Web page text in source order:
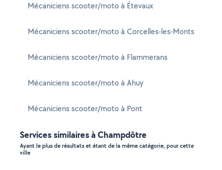
Mécaniciens scooter/moto à Étevaux
Mécaniciens scooter/moto à Corcelles-les-Monts
Mécaniciens scooter/moto à Flammerans
Mécaniciens scooter/moto à Ahuy
Mécaniciens scooter/moto à Pont
Services similaires à Champdôtre
Ayant le plus de résultats et étant de la même catégorie, pour cette
ville